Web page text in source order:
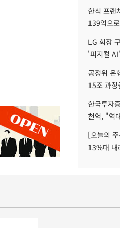
한식 프랜
139억으
LG 회장
'피지컬
공정위 은
15조 과
한국투자
천억, "역
[오늘의
13%대 내